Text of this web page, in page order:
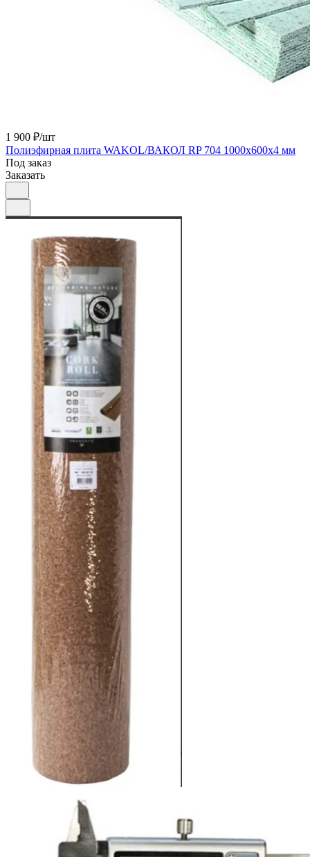
1 900 ₽/шт
Полиэфирная плита WAKOL/ВАКОЛ RP 704 1000х600х4 мм
Под заказ
Заказать